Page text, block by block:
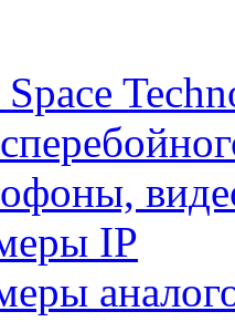
IP